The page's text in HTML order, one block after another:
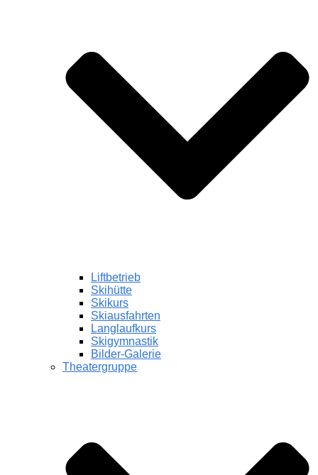
Liftbetrieb
Skihütte
Skikurs
Skiausfahrten
Langlaufkurs
Skigymnastik
Bilder-Galerie
Theatergruppe